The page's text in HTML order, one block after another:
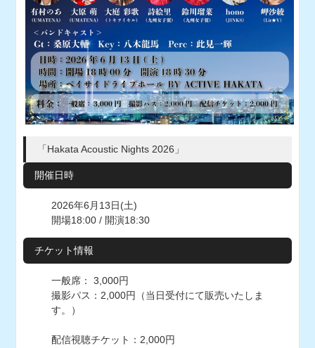
「Hakata Acoustic Nights 2026」
開催日時
2026年6月13日(土)
開場18:00 / 開演18:30
チケット情報
一般席： 3,000円
撮影パス：2,000円（当日受付にて販売いたしま
す。）
配信視聴チケット：2,000円